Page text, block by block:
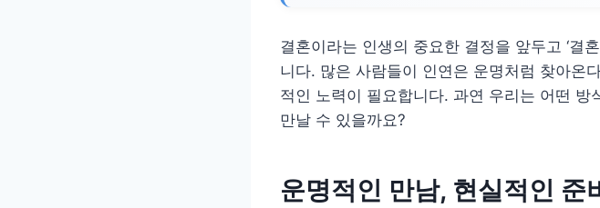
결혼이라는 인생의 중요한 결정을 앞두고 ‘결
니다. 많은 사람들이 인연은 운명처럼 찾아온
적인 노력이 필요합니다. 과연 우리는 어떤
만날 수 있을까요?
운명적인 만남, 현실적인 준